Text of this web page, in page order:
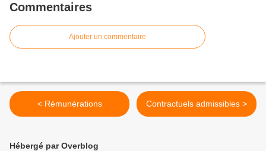
Commentaires
Ajouter un commentaire
< Rémunérations Contractuels admissibles >
Hébergé par Overblog